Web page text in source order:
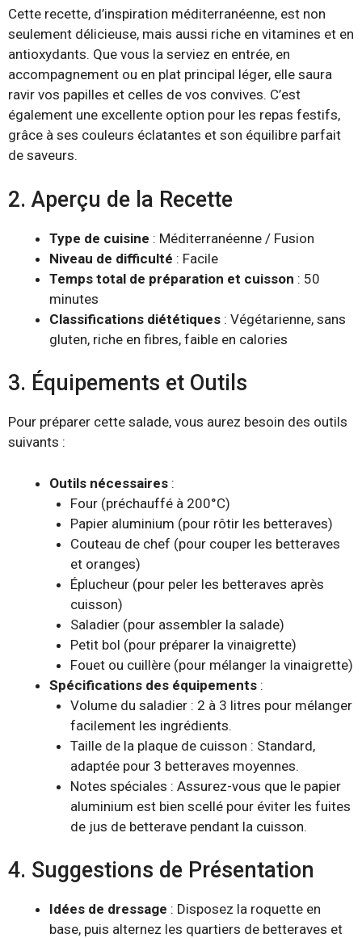
Cette recette, d’inspiration méditerranéenne, est non
seulement délicieuse, mais aussi riche en vitamines et en
antioxydants. Que vous la serviez en entrée, en
accompagnement ou en plat principal léger, elle saura
ravir vos papilles et celles de vos convives. C’est
également une excellente option pour les repas festifs,
grâce à ses couleurs éclatantes et son équilibre parfait
de saveurs.
2. Aperçu de la Recette
Type de cuisine : Méditerranéenne / Fusion
Niveau de difficulté : Facile
Temps total de préparation et cuisson : 50
minutes
Classifications diététiques : Végétarienne, sans
gluten, riche en fibres, faible en calories
3. Équipements et Outils
Pour préparer cette salade, vous aurez besoin des outils
suivants :
Outils nécessaires :
Four (préchauffé à 200°C)
Papier aluminium (pour rôtir les betteraves)
Couteau de chef (pour couper les betteraves
et oranges)
Éplucheur (pour peler les betteraves après
cuisson)
Saladier (pour assembler la salade)
Petit bol (pour préparer la vinaigrette)
Fouet ou cuillère (pour mélanger la vinaigrette)
Spécifications des équipements :
Volume du saladier : 2 à 3 litres pour mélanger
facilement les ingrédients.
Taille de la plaque de cuisson : Standard,
adaptée pour 3 betteraves moyennes.
Notes spéciales : Assurez-vous que le papier
aluminium est bien scellé pour éviter les fuites
de jus de betterave pendant la cuisson.
4. Suggestions de Présentation
Idées de dressage : Disposez la roquette en
base, puis alternez les quartiers de betteraves et